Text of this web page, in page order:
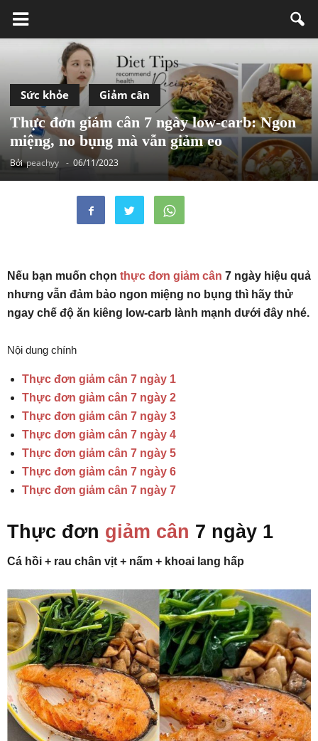
Sức khỏe Giảm cân
Thực đơn giảm cân 7 ngày low-carb: Ngon
miệng, no bụng mà vẫn giảm eo
Bởipeachyy - 06/11/2023
Nếu bạn muốn chọn thực đơn giảm cân 7 ngày hiệu quả
nhưng vẫn đảm bảo ngon miệng no bụng thì hãy thử
ngay chế độ ăn kiêng low-carb lành mạnh dưới đây nhé.
Nội dung chính
Thực đơn giảm cân 7 ngày 1
Thực đơn giảm cân 7 ngày 2
Thực đơn giảm cân 7 ngày 3
Thực đơn giảm cân 7 ngày 4
Thực đơn giảm cân 7 ngày 5
Thực đơn giảm cân 7 ngày 6
Thực đơn giảm cân 7 ngày 7
Thực đơn giảm cân 7 ngày 1
Cá hồi + rau chân vịt + nấm + khoai lang hấp